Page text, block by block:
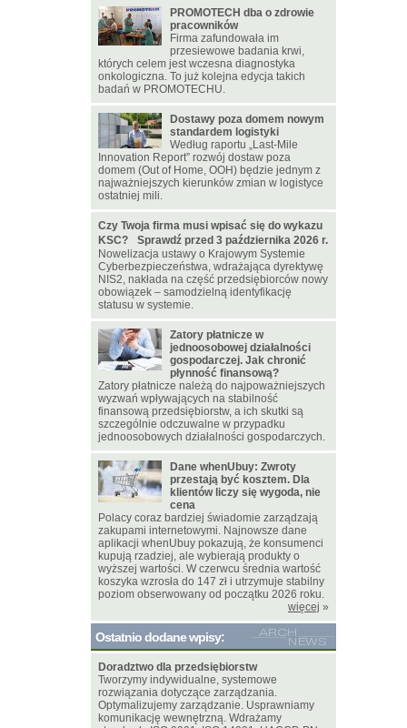
PROMOTECH dba o zdrowie
pracowników
Firma zafundowała im
przesiewowe badania krwi,
których celem jest wczesna diagnostyka
onkologiczna. To już kolejna edycja takich
badań w PROMOTECHU.
Dostawy poza domem nowym
standardem logistyki
Według raportu „Last-Mile
Innovation Report” rozwój dostaw poza
domem (Out of Home, OOH) będzie jednym z
najważniejszych kierunków zmian w logistyce
ostatniej mili.
Czy Twoja firma musi wpisać się do wykazu
KSC? Sprawdź przed 3 października 2026 r.
Nowelizacja ustawy o Krajowym Systemie
Cyberbezpieczeństwa, wdrażająca dyrektywę
NIS2, nakłada na część przedsiębiorców nowy
obowiązek – samodzielną identyfikację
statusu w systemie.
Zatory płatnicze w
jednoosobowej działalności
gospodarczej. Jak chronić
płynność finansową?
Zatory płatnicze należą do najpoważniejszych
wyzwań wpływających na stabilność
finansową przedsiębiorstw, a ich skutki są
szczególnie odczuwalne w przypadku
jednoosobowych działalności gospodarczych.
Dane whenUbuy: Zwroty
przestają być kosztem. Dla
klientów liczy się wygoda, nie
cena
Polacy coraz bardziej świadomie zarządzają
zakupami internetowymi. Najnowsze dane
aplikacji whenUbuy pokazują, że konsumenci
kupują rzadziej, ale wybierają produkty o
wyższej wartości. W czerwcu średnia wartość
koszyka wzrosła do 147 zł i utrzymuje stabilny
poziom obserwowany od początku 2026 roku.
więcej »
Ostatnio dodane wpisy:
Doradztwo dla przedsiębiorstw
Tworzymy indywidualne, systemowe
rozwiązania dotyczące zarządzania.
Optymalizujemy zarządzanie. Usprawniamy
komunikację wewnętrzną. Wdrażamy